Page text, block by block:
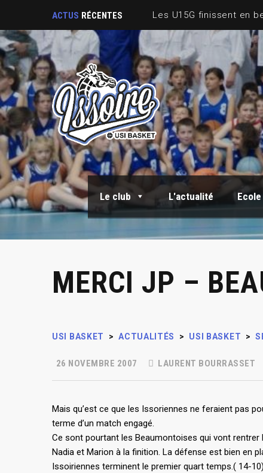
ACTUS RÉCENTES
Le club L'actualité
MERCI JP –
USI BASKET > ACTUALITÉS > USI BASKET >
26 NOVEMBRE 2007 LAURENT BOURRASSET
Mais qu’est ce que les Issoriennes ne feraient pas
terme d’un match engagé.
Ce sont pourtant les Beaumontoises qui vont
Nadia et Marion à la finition. La défense est bien en
Issoiriennes terminent le premier quart temps.( 14-10)